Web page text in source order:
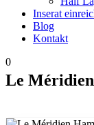
Inserat
Blog
Kontakt
0
Le